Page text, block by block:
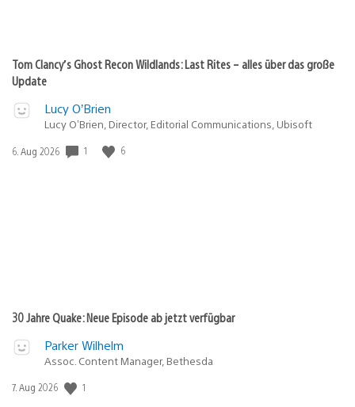
Tom Clancy’s Ghost Recon Wildlands: Last Rites – alles über das große
Update
Lucy O’Brien
Lucy O’Brien, Director, Editorial Communications, Ubisoft
Veröffentlichungsdatum:
6. Aug 2026 1 6
30 Jahre Quake: Neue Episode ab jetzt verfügbar
Parker Wilhelm
Assoc. Content Manager, Bethesda
Veröffentlichungsdatum:
7. Aug 2026 1